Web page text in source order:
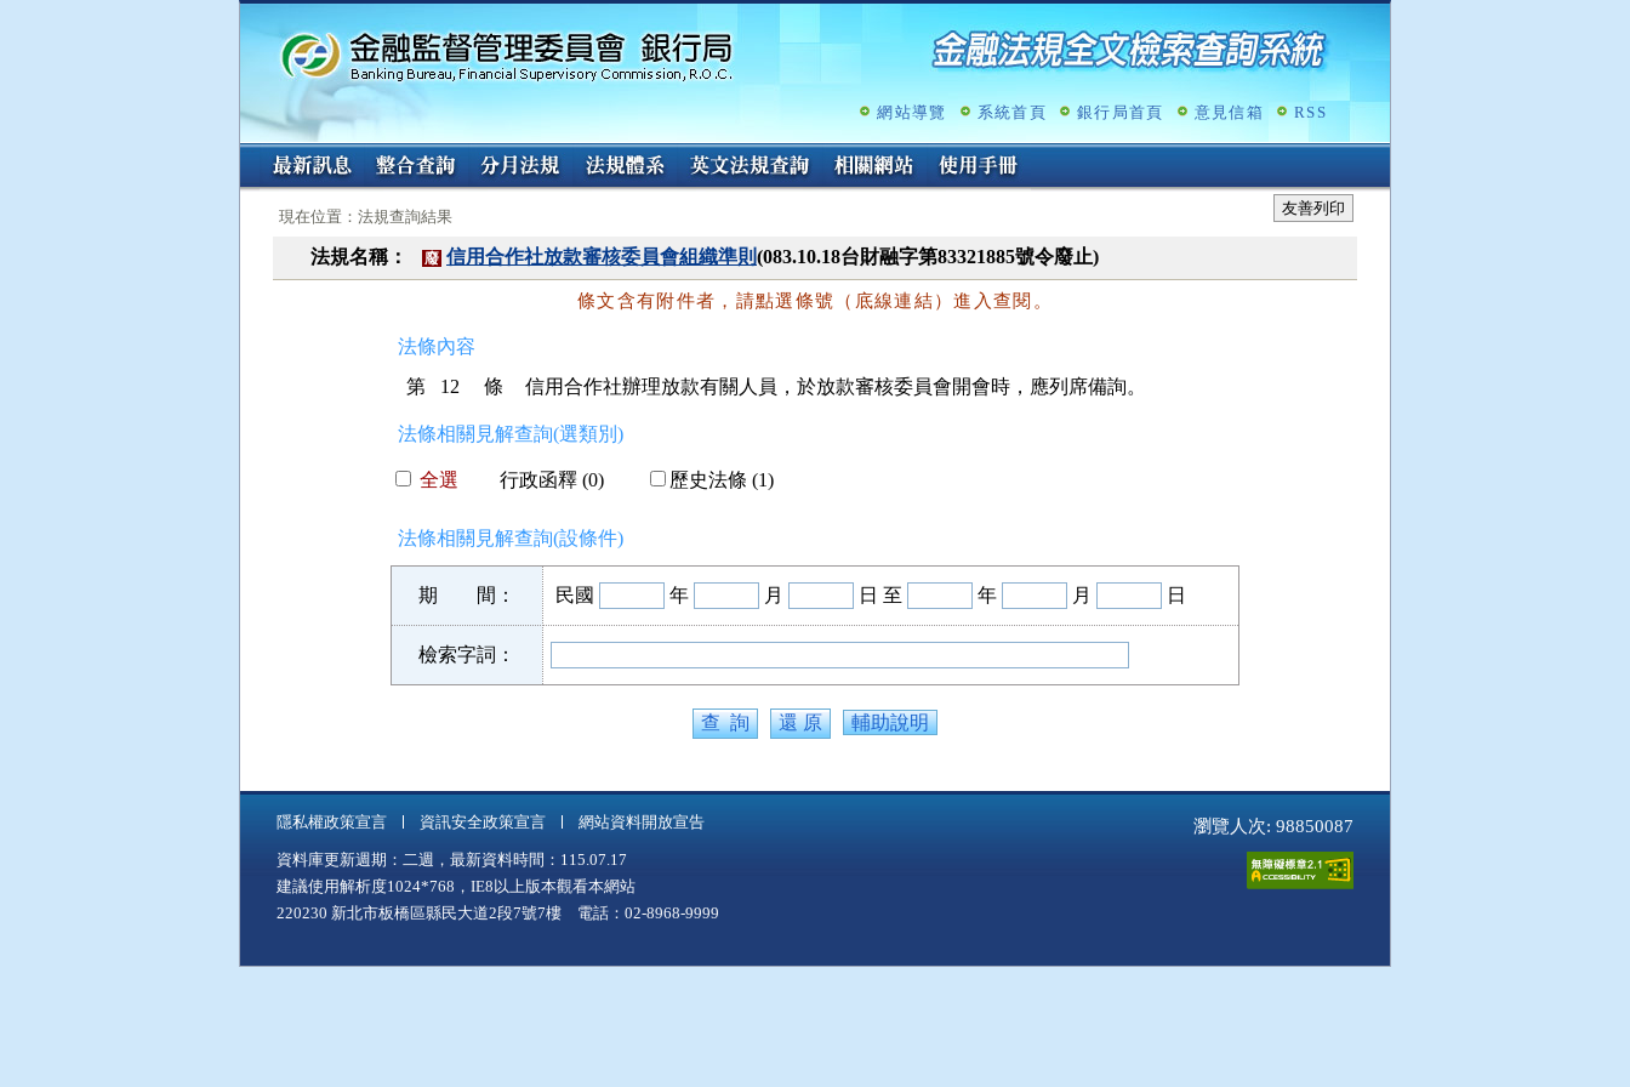
跳
容
網站導覽 系統首頁 銀行局首頁 意見信箱 RSS
:::
現在位置：法規查詢結果 友善列印
法規名稱： 廢 信用合作社放款審核委員會組織準則(083.10.18台財融字第83321885號令廢止)
條文含有附件者，請點選條號（底線連結）進入查閱。
法條內容
第 12 條
信用合作社辦理放款有關人員，於放款審核委員會開會時，應列席備詢。
法條相關見解查詢(選類別)
全選 行政函釋 (0) 歷史法條 (1)
法條相關見解查詢(設條件)
期 間： 民國 年 月 日 至 年 月 日
檢索字詞：
輔助說明
隱私權政策宣言 資訊安全政策宣言 網站資料開放宣告 瀏覽人次: 98850087
資料庫更新週期：二週，最新資料時間：115.07.17
建議使用解析度1024*768，IE8以上版本觀看本網站
220230 新北市板橋區縣民大道2段7號7樓 電話：02-8968-9999